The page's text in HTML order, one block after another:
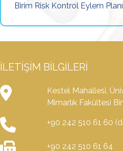
Birim Risk Kontrol Eylem Planı
İLETIŞIM BILGILERI
Kestel Mahallesi,
Mimarlık Fakültesi
+90 242 510 61 60
+90 242 510 61 64